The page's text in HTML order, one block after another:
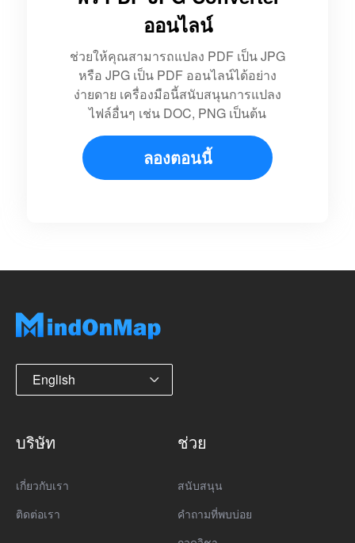
ออนไลน์
ช่วยให้คุณสามารถแปลง PDF เป็น JPG
หรือ JPG เป็น PDF ออนไลน์ได้อย่าง
ง่ายดาย เครื่องมือนี้สนับสนุนการแปลง
ไฟล์อื่นๆ เช่น DOC, PNG เป็นต้น
ลองตอนนี้
English
บริษัท
เกี่ยวกับเรา
ติดต่อเรา
ช่วย
สนับสนุน
คำถามที่พบบ่อย